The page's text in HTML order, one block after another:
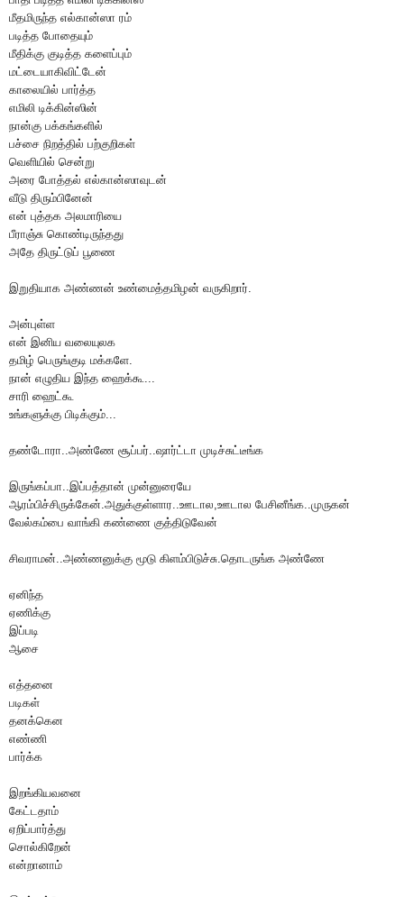
மீதமிருந்த எல்கான்ஸா ரம்
படித்த போதையும்
மீதிக்கு குடித்த களைப்பும்
மட்டையாகிவிட்டேன்
காலையில் பார்த்த
எமிலி டிக்கின்ஸின்
நான்கு பக்கங்களில்
பச்சை நிறத்தில் பற்குறிகள்
வெளியில் சென்று
அரை போத்தல் எல்கான்ஸாவுடன்
வீடு திரும்பினேன்
என் புத்தக அலமாரியை
பீராஞ்சு கொண்டிருந்தது
அதே திருட்டுப் பூணை
இறுதியாக அண்ணன் உண்மைத்தமிழன் வருகிறார்.
அன்புள்ள
என் இனிய வலையுலக
தமிழ் பெருங்குடி மக்களே.
நான் எழுதிய இந்த ஹைக்கூ...
சாரி ஹைட்கூ
உங்களுக்கு பிடிக்கும்...
தண்டோரா..அண்ணே சூப்பர்..ஷார்ட்டா முடிச்சுட்டீங்க
இருங்கப்பா..இப்பத்தான் முன்னுரையே
ஆரம்பிச்சிருக்கேன்.அதுக்குள்ளார..ஊடால,ஊடால பேசினீங்க..முருகன்
வேல்கம்பை வாங்கி கண்ணை குத்திடுவேன்
சிவராமன்..அண்ணனுக்கு மூடு கிளம்பிடுச்சு.தொடருங்க அண்ணே
ஏனிந்த
ஏணிக்கு
இப்படி
ஆசை
எத்தனை
படிகள்
தனக்கென
எண்ணி
பார்க்க
இறங்கியவனை
கேட்டதாம்
ஏறிப்பார்த்து
சொல்கிறேன்
என்றானாம்